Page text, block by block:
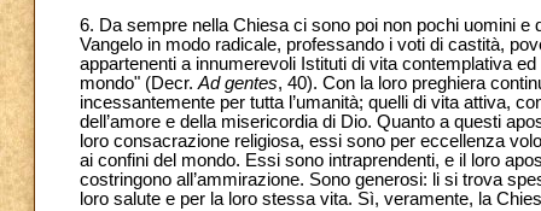
6. Da sempre nella Chiesa ci sono poi non pochi uomini
Vangelo in modo radicale, professando i voti di castità,
appartenenti a innumerevoli Istituti di vita contemplativa
mondo" (Decr. Ad gentes, 40). Con la loro preghiera
incessantemente per tutta l’umanità; quelli di vita attiva,
dell’amore e della misericordia di Dio. Quanto a questi
loro consacrazione religiosa, essi sono per eccellenza
ai confini del mondo. Essi sono intraprendenti, e il loro
costringono all’ammirazione. Sono generosi: li si trova
loro salute e per la loro stessa vita. Sì, veramente, la